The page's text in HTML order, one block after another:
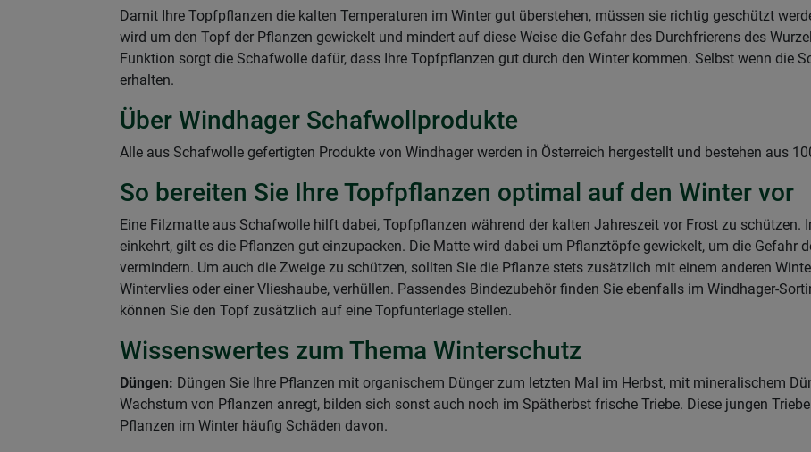
Damit Ihre Topfpflanzen die kalten Temperaturen im Winter gut überstehen, müssen sie richtig geschützt
wird um den Topf der Pflanzen gewickelt und mindert auf diese Weise die Gefahr des Durchfrierens des
Funktion sorgt die Schafwolle dafür, dass Ihre Topfpflanzen gut durch den Winter kommen. Selbst wenn die
erhalten.
Über Windhager Schafwollprodukte
Alle aus Schafwolle gefertigten Produkte von Windhager werden in Österreich hergestellt und bestehen aus
So bereiten Sie Ihre Topfpflanzen optimal auf den Winter vor
Eine Filzmatte aus Schafwolle hilft dabei, Topfpflanzen während der kalten Jahreszeit vor Frost zu schützen.
einkehrt, gilt es die Pflanzen gut einzupacken. Die Matte wird dabei um Pflanztöpfe gewickelt, um die Gefahr
vermindern. Um auch die Zweige zu schützen, sollten Sie die Pflanze stets zusätzlich mit einem anderen
Wintervlies oder einer Vlieshaube, verhüllen. Passendes Bindezubehör finden Sie ebenfalls im Windhager-
können Sie den Topf zusätzlich auf eine Topfunterlage stellen.
Wissenswertes zum Thema Winterschutz
Düngen: Düngen Sie Ihre Pflanzen mit organischem Dünger zum letzten Mal im Herbst, mit mineralischem
Wachstum von Pflanzen anregt, bilden sich sonst auch noch im Spätherbst frische Triebe. Diese jungen
Pflanzen im Winter häufig Schäden davon.